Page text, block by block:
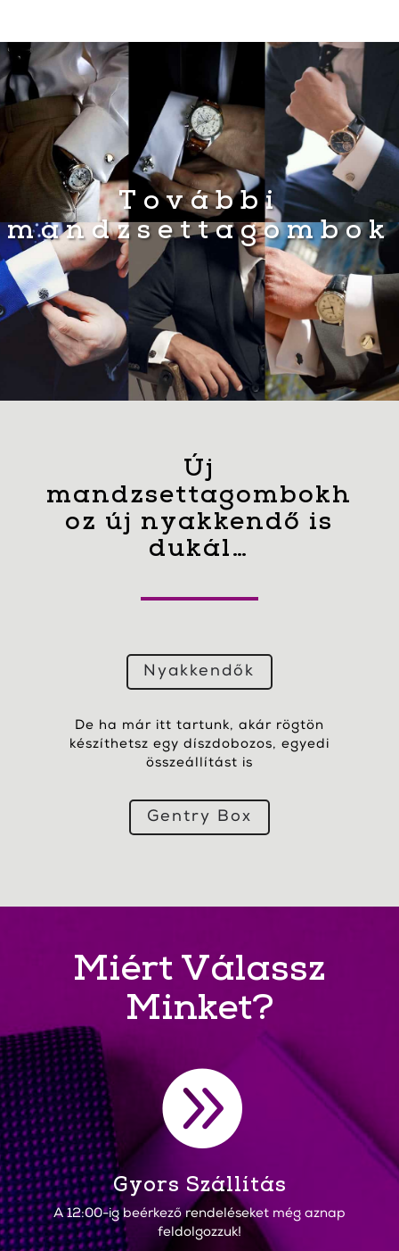
További
mandzsettagombok
Új
mandzsettagombokh
oz új nyakkendő is
dukál…
Nyakkendők
De ha már itt tartunk, akár rögtön
készíthetsz egy díszdobozos, egyedi
összeállítást is
Gentry Box
Miért Válassz
Minket?

Gyors Szállítás
A 12:00-ig beérkező rendeléseket még aznap
feldolgozzuk!